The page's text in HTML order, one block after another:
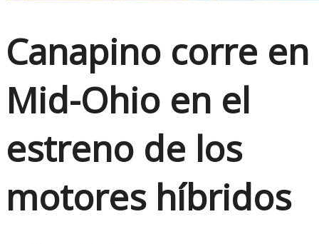
Canapino corre en
Mid-Ohio en el
estreno de los
motores híbridos